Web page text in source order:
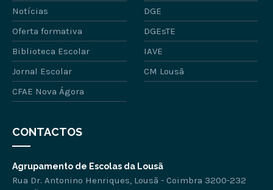
Notícias
DGE
Oferta formativa
DGEsTE
Biblioteca Escolar
IAVE
Jornal Escolar
CM Lousã
CFAE Nova Ágora
CONTACTOS
Agrupamento de Escolas da Lousã
Rua Dr. Antonino Henriques, Lousã - Coimbra 3200-232